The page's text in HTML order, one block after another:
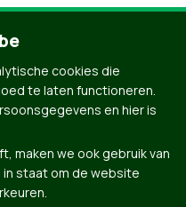
cookies die
te laten functioneren.
en hier is
maken we ook gebruik van
staat om de website